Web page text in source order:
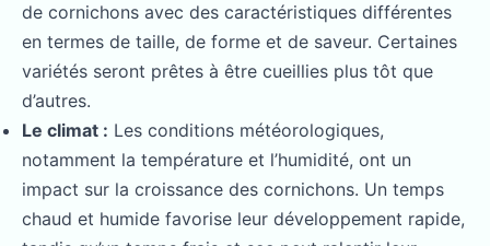
de cornichons avec des caractéristiques différentes
en termes de taille, de forme et de saveur. Certaines
variétés seront prêtes à être cueillies plus tôt que
d’autres.
Le climat : Les conditions météorologiques,
notamment la température et l’humidité, ont un
impact sur la croissance des cornichons. Un temps
chaud et humide favorise leur développement rapide,